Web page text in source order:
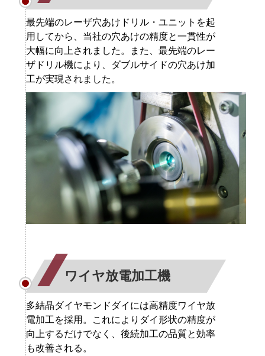
最先端のレーザ穴あけドリル・ユニットを起
用してから、当社の穴あけの精度と一貫性が
大幅に向上されました。また、最先端のレー
ザドリル機により、ダブルサイドの穴あけ加
工が実現されました。
ワイヤ放電加工機
多結晶ダイヤモンドダイには高精度ワイヤ放
電加工を採用。これによりダイ形状の精度が
向上するだけでなく、後続加工の品質と効率
も改善される。